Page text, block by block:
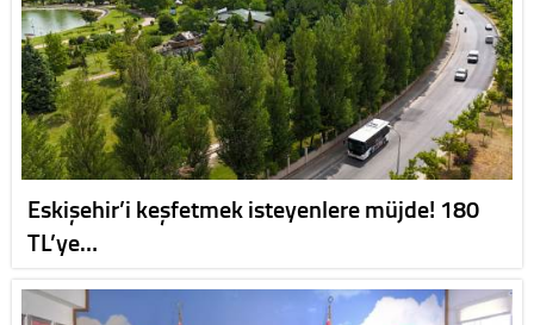
Eskişehir’i keşfetmek isteyenlere müjde! 180
TL’ye…